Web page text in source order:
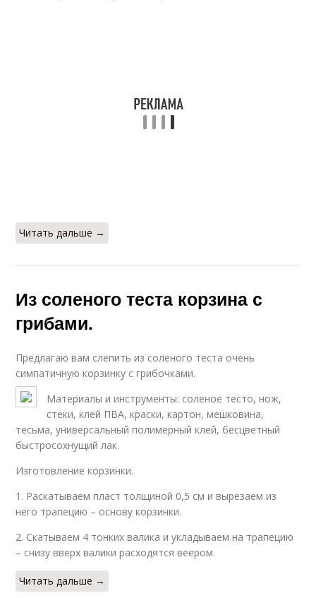
Читать дальше →
Из соленого теста корзина с
грибами.
Предлагаю вам слепить из соленого теста очень
симпатичную корзинку с грибочками.
Материалы и инструменты: соленое тесто, нож,
стеки, клей ПВА, краски, картон, мешковина,
тесьма, универсальный полимерный клей, бесцветный
быстросохнущий лак.
Изготовление корзинки.
1. Раскатываем пласт толщиной 0,5 см и вырезаем из
него трапецию – основу корзинки.
2. Скатываем 4 тонких валика и укладываем на трапецию
– снизу вверх валики расходятся веером.
Читать дальше →